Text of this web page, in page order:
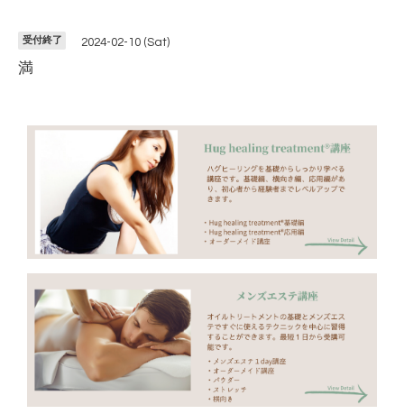
受付終了 2024-02-10 (Sat)
満